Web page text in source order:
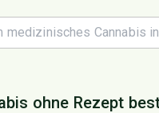
ohne Rezept